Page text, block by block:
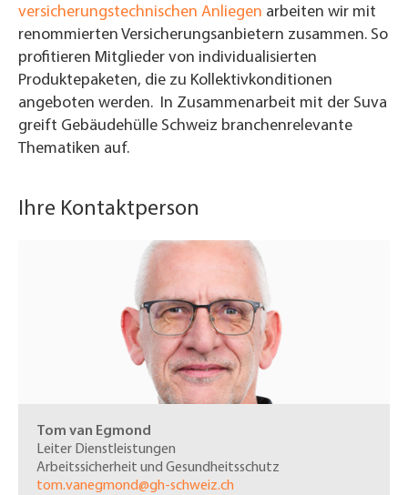
versicherungstechnischen Anliegen arbeiten wir mit
renommierten Versicherungsanbietern zusammen. So
profitieren Mitglieder von individualisierten
Produktepaketen, die zu Kollektivkonditionen
angeboten werden. In Zusammenarbeit mit der Suva
greift Gebäudehülle Schweiz branchenrelevante
Thematiken auf.
Ihre Kontaktperson
Tom van Egmond
Leiter Dienstleistungen
Arbeitssicherheit und Gesundheitsschutz
tom.vanegmond@gh-schweiz.ch